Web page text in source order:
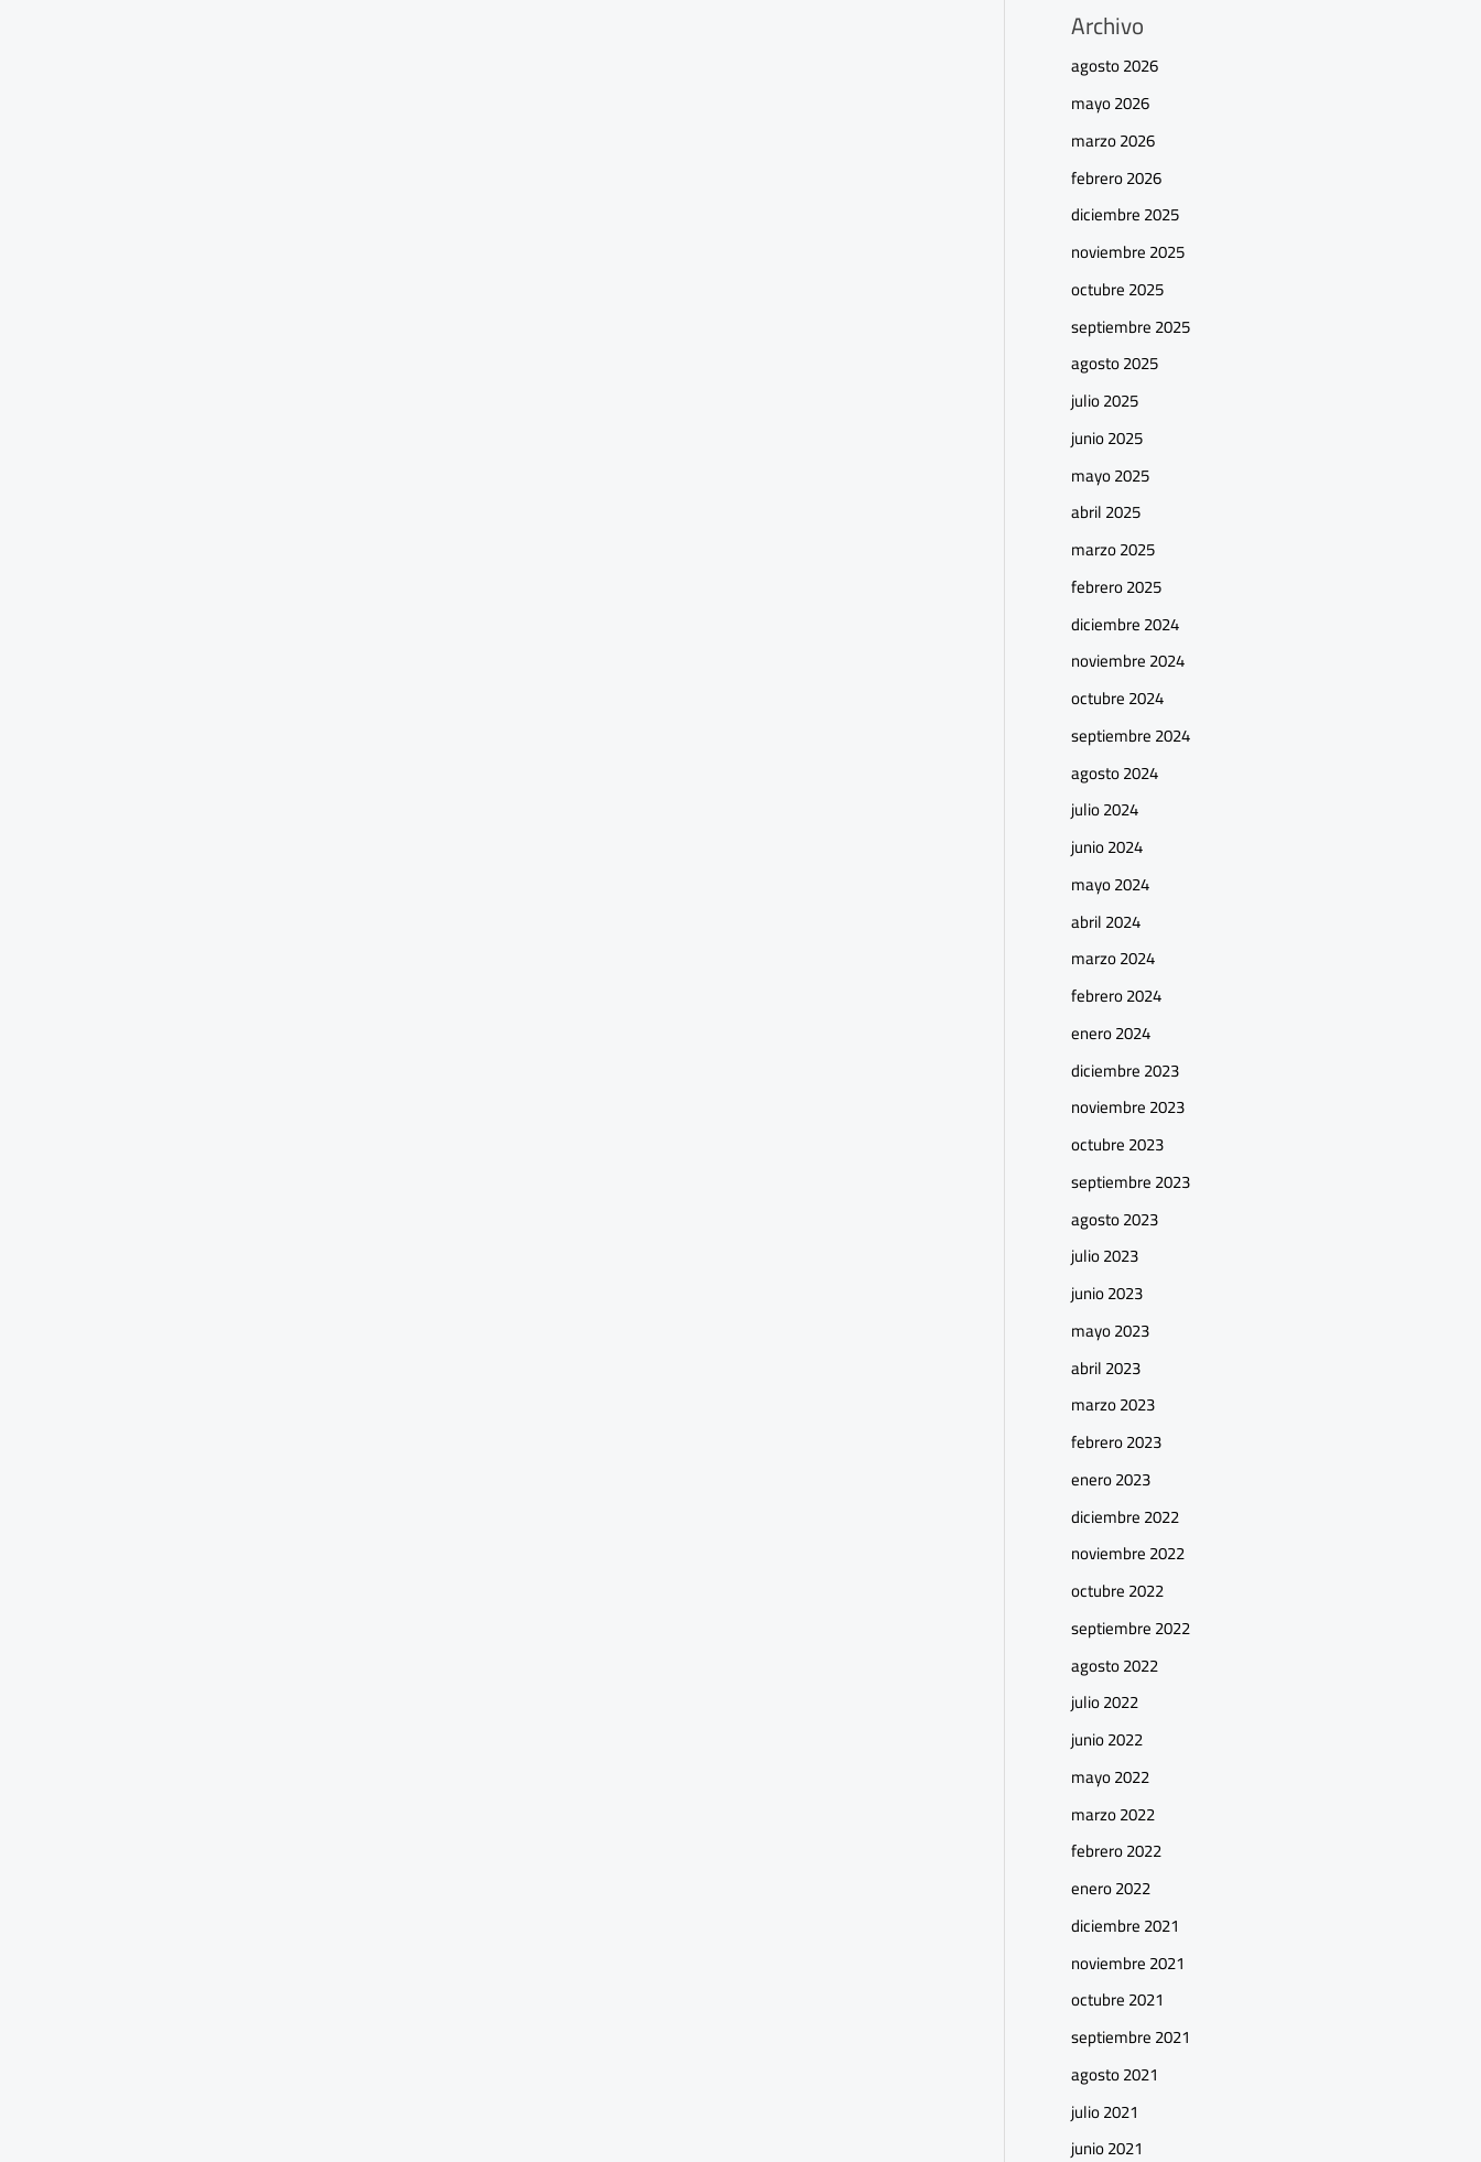
Archivo
agosto 2026
mayo 2026
marzo 2026
febrero 2026
diciembre 2025
noviembre 2025
octubre 2025
septiembre 2025
agosto 2025
julio 2025
junio 2025
mayo 2025
abril 2025
marzo 2025
febrero 2025
diciembre 2024
noviembre 2024
octubre 2024
septiembre 2024
agosto 2024
julio 2024
junio 2024
mayo 2024
abril 2024
marzo 2024
febrero 2024
enero 2024
diciembre 2023
noviembre 2023
octubre 2023
septiembre 2023
agosto 2023
julio 2023
junio 2023
mayo 2023
abril 2023
marzo 2023
febrero 2023
enero 2023
diciembre 2022
noviembre 2022
octubre 2022
septiembre 2022
agosto 2022
julio 2022
junio 2022
mayo 2022
marzo 2022
febrero 2022
enero 2022
diciembre 2021
noviembre 2021
octubre 2021
septiembre 2021
agosto 2021
julio 2021
junio 2021